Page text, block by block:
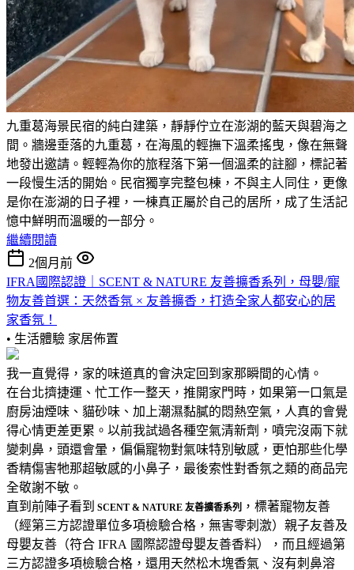
九重葛海景民宿的純白建築，靜靜佇立在澎湖的藍天與碧海之
間。牆邊垂落的九重葛，在海風的輕撫下溫柔搖曳，像在無聲
地發出邀請。輕輕為你的旅程落下第一個溫柔的註腳，標記著
一段慢生活的開始。民宿獨享完整包棟，不與主人同住，更像
是你在澎湖的日子裡，一棟真正屬於自己的居所，成了生活記
憶中鮮明而溫暖的一部分。
繼續閱讀
2個月前
IFRA國際認證｜SCENT & NATURE 友善擴香系列，母嬰/寵
物友善首選：天然香氛 × 友善擴香，打造全家人都安心的居
家香氛！
• 生活體驗 家居佈置
我一直覺得，家的味道真的會決定回到家那瞬間的心情。
在台北擠捷運、忙工作一整天，推開家門時，如果第一口氣是
廚房油煙味、貓砂味、加上潮濕黏膩的悶熱空氣，人真的會覺
得心情更差更累。以前我試過各種空氣清新劑，噴完沒兩下就
變刺鼻，頭還會暈，偏偏寵物對氣味特別敏感，更怕那些化學
香精傷害牠那超敏感的小鼻子，最後索性對香氛之類的商品完
全敬謝不敏。
直到前陣子看到 SCENT & NATURE 友善擴香系列 ，標著寵物友善
（經第三方認證單位多項檢驗合格，無害零刺激）親子友善及
母嬰友善（符合 IFRA 國際認證母嬰友善香料），而且經過第
三方認證多項檢驗合格，還用天然松木塊香氣、沒有刺鼻溶